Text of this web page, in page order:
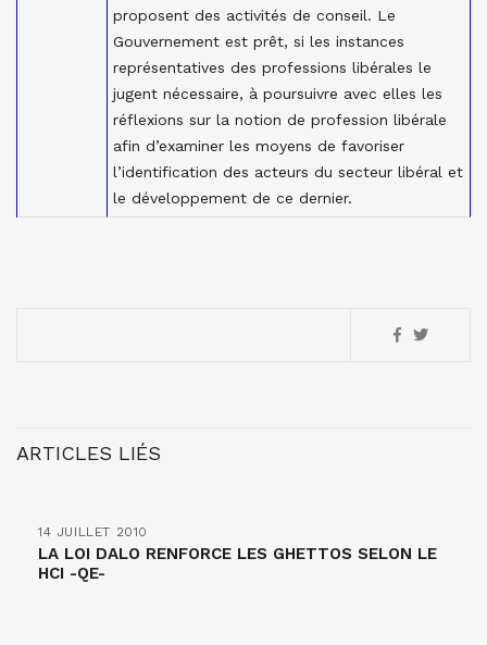
proposent des activités de conseil. Le
Gouvernement est prêt, si les instances
représentatives des professions libérales le
jugent nécessaire, à poursuivre avec elles les
réflexions sur la notion de profession libérale
afin d’examiner les moyens de favoriser
l’identification des acteurs du secteur libéral et
le développement de ce dernier.
ARTICLES LIÉS
14 JUILLET 2010
LA LOI DALO RENFORCE LES GHETTOS SELON LE
HCI -QE-